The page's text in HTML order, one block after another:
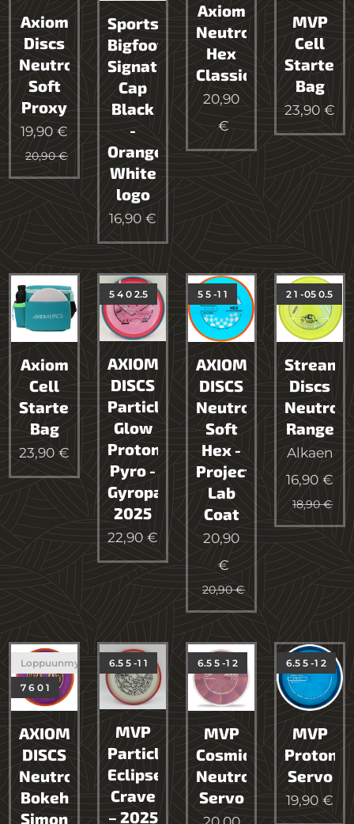
Axiom
Discs
Neutron
Soft
Proxy
19,90 €
20,90€
Sportstore
Bigfoot
Signature
Cap
Black
-
Orange
White
logo
16,90 €
Axiom
Neutron
Hex
Classic
20,90
€
MVP
Cell
Starter
Bag
23,90 €
Axiom
Cell
Starter
Bag
23,90 €
AXIOM
DISCS
Particle
Glow
Proton
Pyro -
Gyropalooza
2025
5 4 0 2.5
22,90 €
AXIOM
DISCS
Neutron
Soft
Hex -
Project
Lab
Coat
5 5 -1 1
20,90
€
20,90€
Discs
Neutron
Range
2 1 -05 0.5
Alkaen
16,90 €
18,90€
AXIOM
DISCS
Neutron
Bokeh
Simon
Loppuunmyyty
7 6 0 1
MVP
Particle
Eclipse
Crave
– 2025
6.5 5 -1 1
MVP
Cosmic
Neutron
Servo
6.5 5 -1 2
MVP
Proton
Servo
6.5 5 -1 2
19,90 €